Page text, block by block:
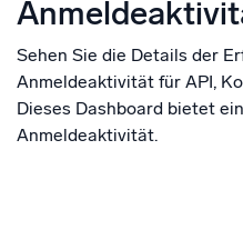
Sehen Sie die Details der
Anmeldeaktivität für API,
Dieses Dashboard bietet
Anmeldeaktivität.